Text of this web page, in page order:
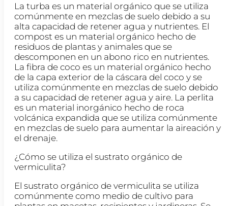
La turba es un material orgánico que se utiliza
comúnmente en mezclas de suelo debido a su
alta capacidad de retener agua y nutrientes. El
compost es un material orgánico hecho de
residuos de plantas y animales que se
descomponen en un abono rico en nutrientes.
La fibra de coco es un material orgánico hecho
de la capa exterior de la cáscara del coco y se
utiliza comúnmente en mezclas de suelo debido
a su capacidad de retener agua y aire. La perlita
es un material inorgánico hecho de roca
volcánica expandida que se utiliza comúnmente
en mezclas de suelo para aumentar la aireación y
el drenaje.
¿Cómo se utiliza el sustrato orgánico de
vermiculita?
El sustrato orgánico de vermiculita se utiliza
comúnmente como medio de cultivo para